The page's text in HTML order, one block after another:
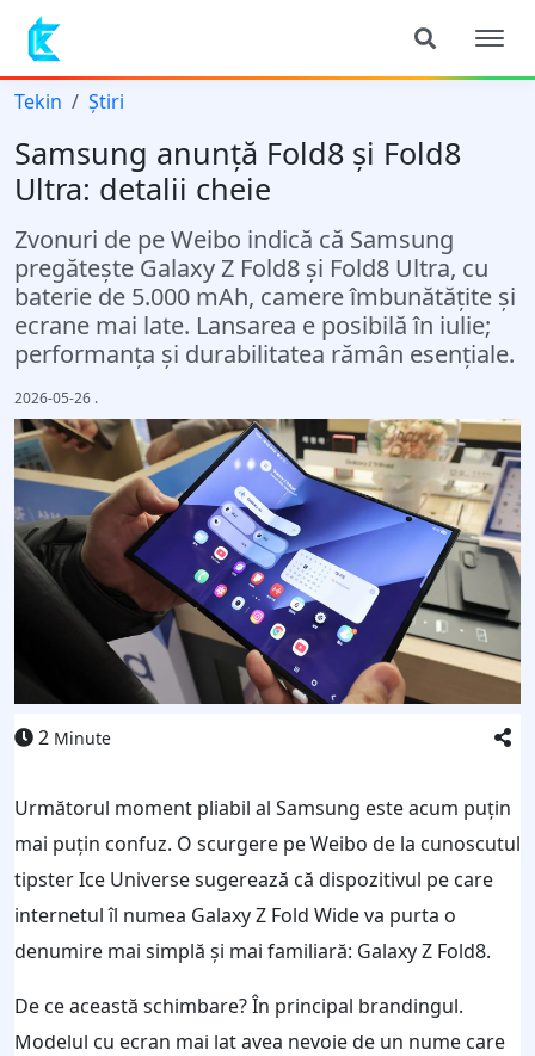
Tekin Știri
Samsung anunță Fold8 și Fold8
Ultra: detalii cheie
Zvonuri de pe Weibo indică că Samsung
pregătește Galaxy Z Fold8 și Fold8 Ultra, cu
baterie de 5.000 mAh, camere îmbunătățite și
ecrane mai late. Lansarea e posibilă în iulie;
performanța și durabilitatea rămân esențiale.
2026-05-26 .
2 Minute
Următorul moment pliabil al Samsung este acum puțin
mai puțin confuz. O scurgere pe Weibo de la cunoscutul
tipster Ice Universe sugerează că dispozitivul pe care
internetul îl numea Galaxy Z Fold Wide va purta o
denumire mai simplă și mai familiară: Galaxy Z Fold8.
De ce această schimbare? În principal brandingul.
Modelul cu ecran mai lat avea nevoie de un nume care